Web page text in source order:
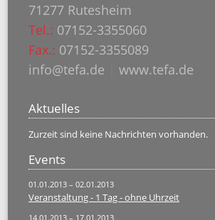
71277 Rutesheim
Tel.: 07152-3355060
Fax.: 07152-3355089
info@tefa.de
www.tefa.de
Aktuelles
Zurzeit sind keine Nachrichten vorhanden.
Events
01.01.2013 – 02.01.2013
Veranstaltung - 1 Tag - ohne Uhrzeit
14.01.2013 – 17.01.2013